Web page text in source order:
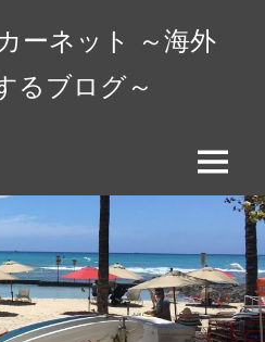
ーネット ～海外
るブログ～
メ
ー